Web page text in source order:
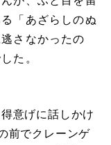
「あざらしのぬ
さなかったの
た。
得意げに話しかけ
前でクレーンゲ